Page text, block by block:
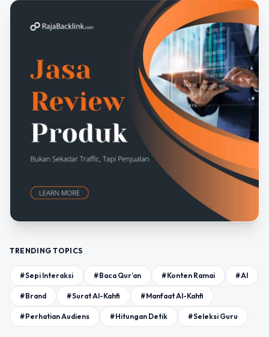
TRENDING TOPICS
#Sepi Interaksi #Baca Qur’an #Konten Ramai #AI
#Brand #Surat Al-Kahfi #Manfaat Al-Kahfi
#Perhatian Audiens #Hitungan Detik #Seleksi Guru